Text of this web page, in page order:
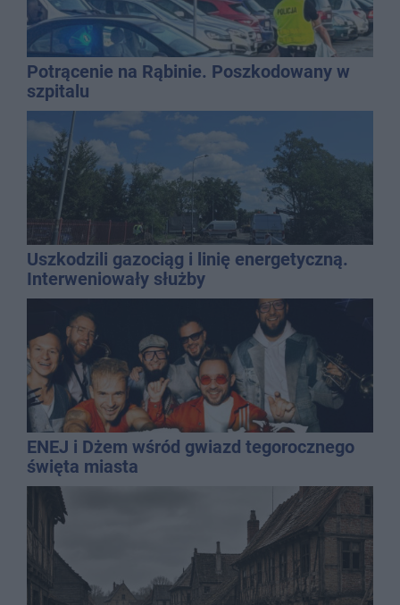
Potrącenie na Rąbinie. Poszkodowany w
szpitalu
Uszkodzili gazociąg i linię energetyczną.
Interweniowały służby
ENEJ i Dżem wśród gwiazd tegorocznego
święta miasta